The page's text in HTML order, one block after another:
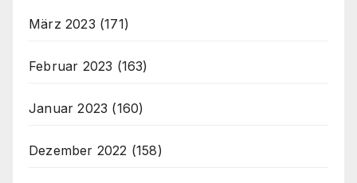
März 2023 (171)
Februar 2023 (163)
Januar 2023 (160)
Dezember 2022 (158)